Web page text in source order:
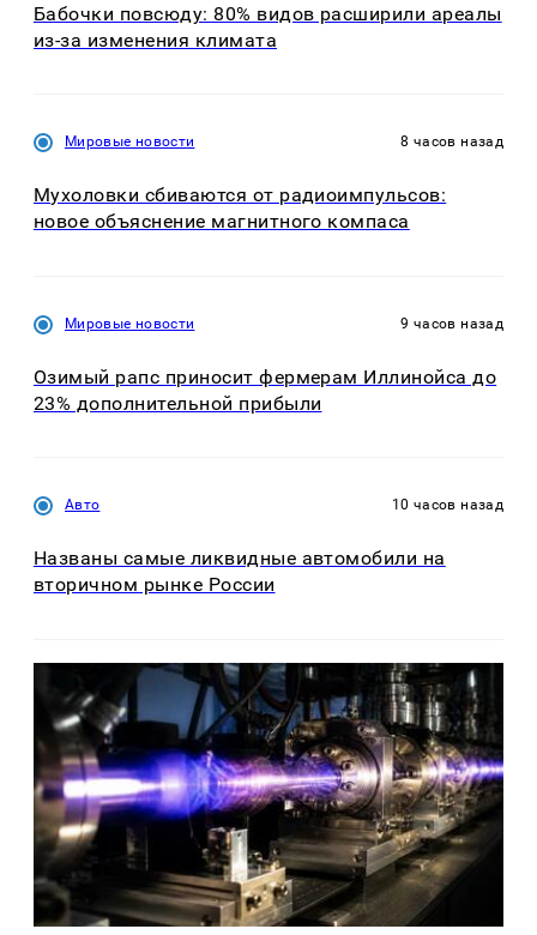
Бабочки повсюду: 80% видов расширили ареалы
из-за изменения климата
Мировые новости 8 часов назад
Мухоловки сбиваются от радиоимпульсов:
новое объяснение магнитного компаса
Мировые новости 9 часов назад
Озимый рапс приносит фермерам Иллинойса до
23% дополнительной прибыли
Авто 10 часов назад
Названы самые ликвидные автомобили на
вторичном рынке России